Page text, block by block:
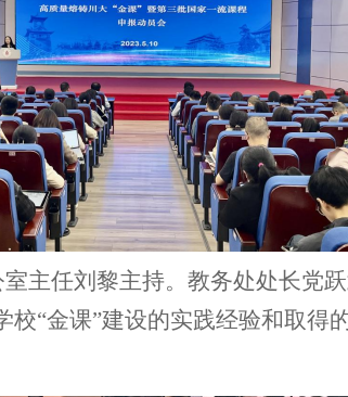
主任刘黎主持。教务处处长党
校“金课”建设的实践经验和取得